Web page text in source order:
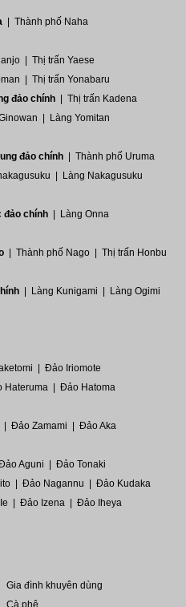
Thành phố Naha
Thị trấn Yaese
Thị trấn Yonabaru
đảo chính
Thị trấn Kadena
Làng Yomitan
đảo chính
Thành phố Uruma
Làng Nakagusuku
đảo chính
Làng Onna
Thành phố Nago
Thị trấn Honbu
Làng Kunigami
Làng Ogimi
Đảo Iriomote
Hateruma
Đảo Hatoma
Đảo Zamami
Đảo Aka
Aguni
Đảo Tonaki
Đảo Nagannu
Đảo Kudaka
Đảo Izena
Đảo Iheya
Gia đình khuyên dùng
Cà phê